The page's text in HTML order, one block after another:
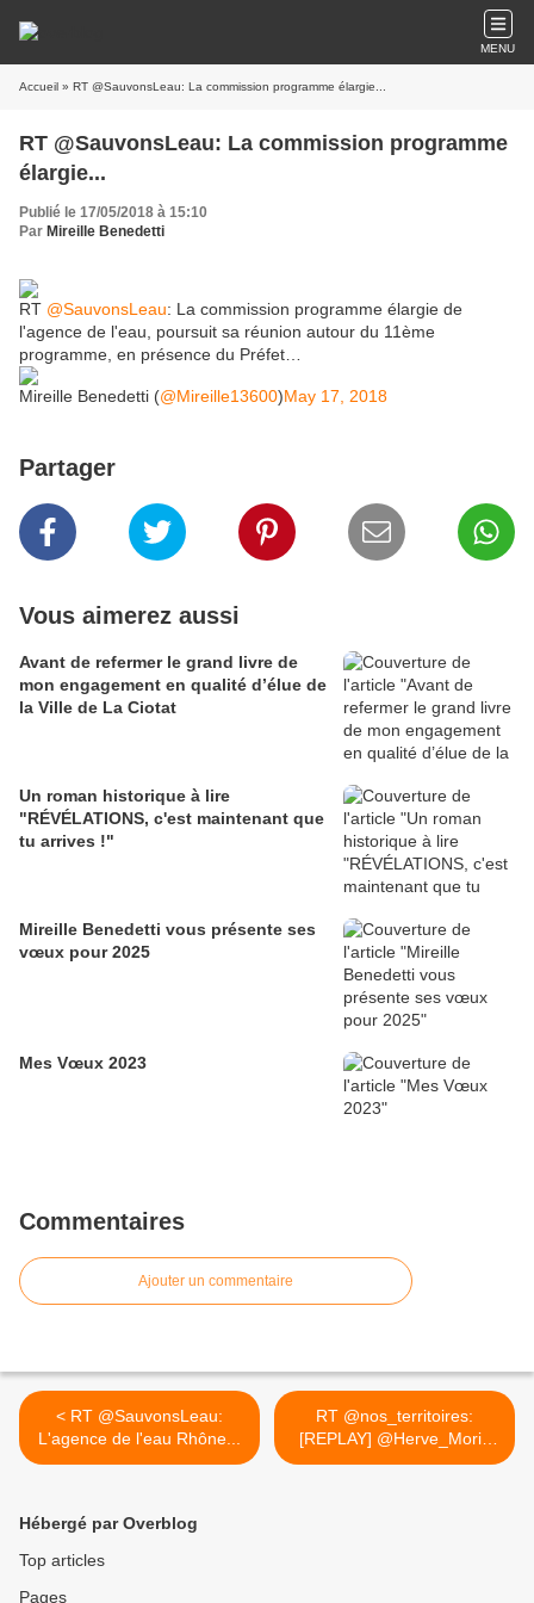
MENU
Accueil » RT @SauvonsLeau: La commission programme élargie...
RT @SauvonsLeau: La commission programme
élargie...
Publié le 17/05/2018 à 15:10
Par Mireille Benedetti
RT @SauvonsLeau: La commission programme élargie de
l'agence de l'eau, poursuit sa réunion autour du 11ème
programme, en présence du Préfet…
Mireille Benedetti (@Mireille13600)May 17, 2018
Partager
Vous aimerez aussi
Avant de refermer le grand livre de
mon engagement en qualité d’élue de
la Ville de La Ciotat
Un roman historique à lire
"RÉVÉLATIONS, c'est maintenant que
tu arrives !"
Mireille Benedetti vous présente ses
vœux pour 2025
Mes Vœux 2023
Commentaires
Ajouter un commentaire
< RT @SauvonsLeau:
L'agence de l'eau Rhône...
RT @nos_territoires:
[REPLAY] @Herve_Morin
,... >
Hébergé par Overblog
Top articles
Pages